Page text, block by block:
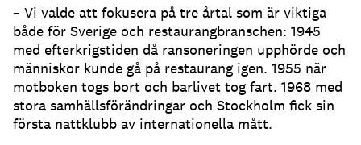
– Vi valde att fokusera på tre årtal som är viktiga
både för Sverige och restaurangbranschen: 1945
med efterkrigstiden då ransoneringen upphörde och
människor kunde gå på restaurang igen. 1955 när
motboken togs bort och barlivet tog fart. 1968 med
stora samhällsförändringar och Stockholm fick sin
första nattklubb av internationella mått.